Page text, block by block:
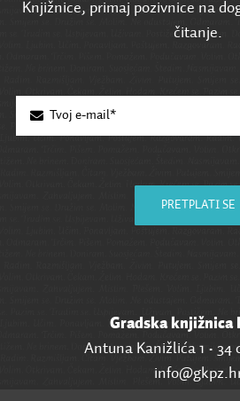
Knjižnice, primaj pozivnice na
čitanje.
PRETPLATI SE
Gradska knjižnica
Antuna Kanižlića 1 • 34